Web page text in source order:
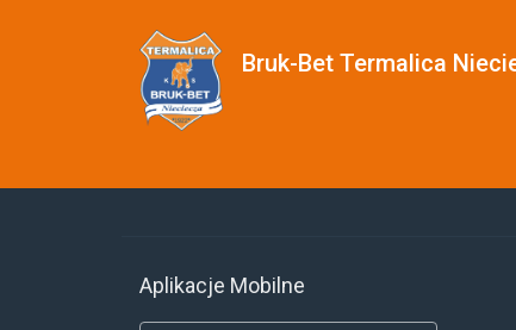
Bruk-Bet Termalica
Aplikacje Mobilne